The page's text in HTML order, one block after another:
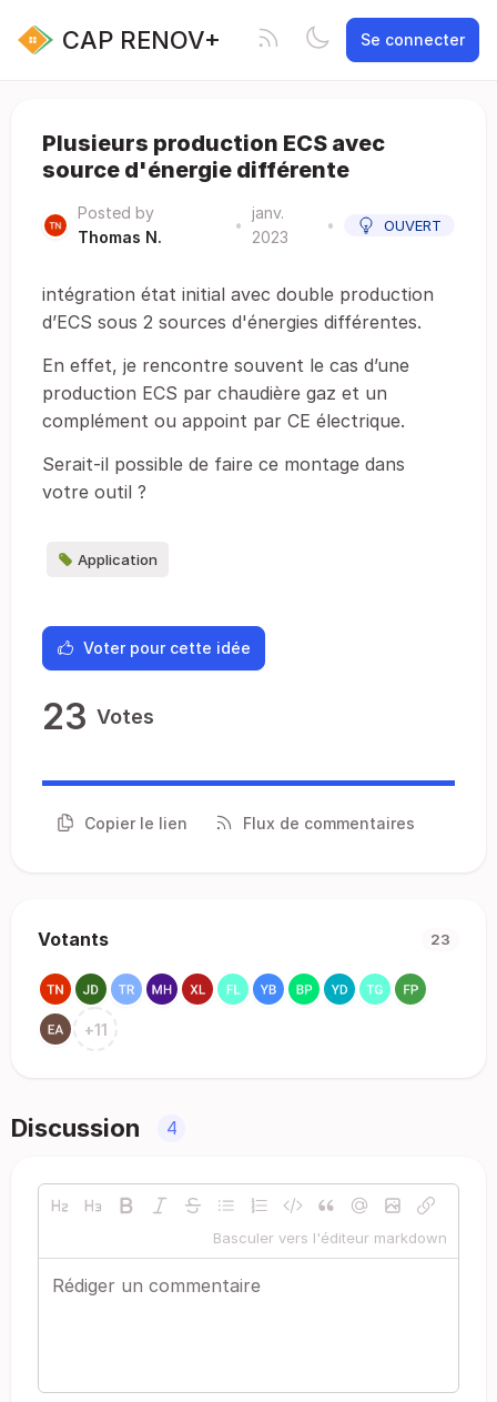
CAP RENOV+ Se connecter
Plusieurs production ECS avec
source d'énergie différente
Posted by
Thomas N.
•
janv.
2023
• OUVERT
intégration état initial avec double production
d’ECS sous 2 sources d'énergies différentes.
En effet, je rencontre souvent le cas d’une
production ECS par chaudière gaz et un
complément ou appoint par CE électrique.
Serait-il possible de faire ce montage dans
votre outil ?
Application
Voter pour cette idée
23 Votes
Copier le lien Flux de commentaires
Votants 23
+11
Discussion 4
Basculer vers l'éditeur markdown